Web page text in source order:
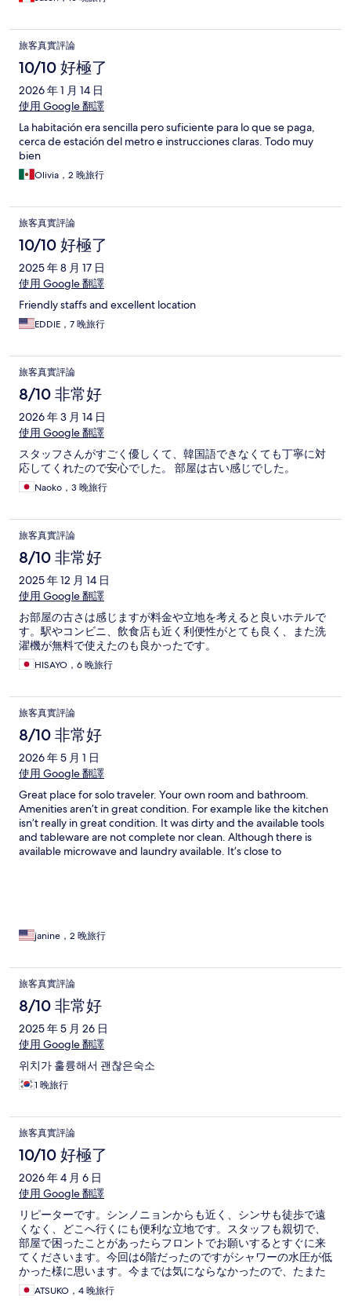
旅客真實評論
10/10 好極了
2026 年 1 月 14 日
使用 Google 翻譯
La habitación era sencilla pero suficiente para lo que se paga,
cerca de estación del metro e instrucciones claras. Todo muy
bien
Olivia，2 晚旅行
旅客真實評論
10/10 好極了
2025 年 8 月 17 日
使用 Google 翻譯
Friendly staffs and excellent location
EDDIE，7 晚旅行
旅客真實評論
8/10 非常好
2026 年 3 月 14 日
使用 Google 翻譯
スタッフさんがすごく優しくて、韓国語できなくても丁寧に対
応してくれたので安心でした。 部屋は古い感じでした。
Naoko，3 晚旅行
旅客真實評論
8/10 非常好
2025 年 12 月 14 日
使用 Google 翻譯
お部屋の古さは感じますが料金や立地を考えると良いホテルで
す。駅やコンビニ、飲食店も近く利便性がとても良く、また洗
濯機が無料で使えたのも良かったです。
HISAYO，6 晚旅行
旅客真實評論
8/10 非常好
2026 年 5 月 1 日
使用 Google 翻譯
Great place for solo traveler. Your own room and bathroom.
Amenities aren’t in great condition. For example like the kitchen
isn’t really in great condition. It was dirty and the available tools
and tableware are not complete nor clean. Although there is
available microwave and laundry available. It’s close to
janine，2 晚旅行
旅客真實評論
8/10 非常好
2025 年 5 月 26 日
使用 Google 翻譯
위치가 훌륭해서 괜찮은숙소
1 晚旅行
旅客真實評論
10/10 好極了
2026 年 4 月 6 日
使用 Google 翻譯
リピーターです。シンノニョンからも近く、シンサも徒歩で遠
くなく、どこへ行くにも便利な立地です。スタッフも親切で、
部屋で困ったことがあったらフロントでお願いするとすぐに来
てくださいます。今回は6階だったのですがシャワーの水圧が低
かった様に思います。今までは気にならなかったので、たまた
まかもしれませんが使えないほどではなかったし、値段、立
地、スタッフの対応を考えたら問題にもなりません。また利用
ATSUKO，4 晚旅行